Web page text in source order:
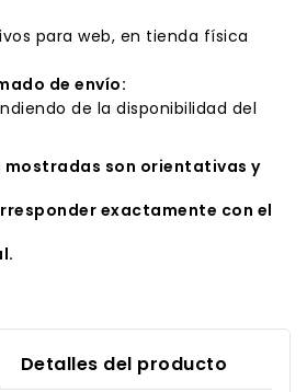
para web, en tienda física
de envío:
de la disponibilidad del
mostradas son orientativas y
exactamente con el
Detalles del producto